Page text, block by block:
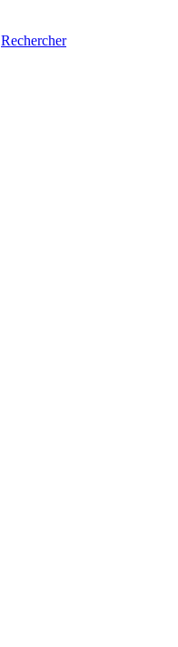
Rechercher